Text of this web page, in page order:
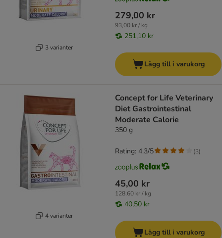
3 varianter
279,00 kr
93,00 kr / kg
251,10 kr
Lägg till i varukorg
4 varianter
Concept for Life Veterinary
Diet Gastrointestinal
Moderate Calorie
350 g
45,00 kr
128,60 kr / kg
40,50 kr
Rating: 4.3/5 (3)
Lägg till i varukorg